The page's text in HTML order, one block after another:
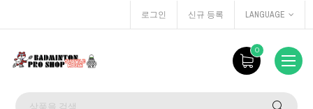
로그인 신규 등록 LANGUAGE
0